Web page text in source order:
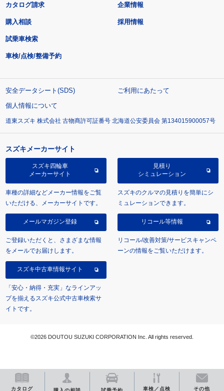
カタログ 車検／点検 その他
カタログ請求
購入相談
試乗車検索
車検/点検/整備予約
企業情報
採用情報
安全データシート(SDS)
ご利用にあたって
個人情報について
道東スズキ 株式会社 古物商許可証番号 北海道公安委員会 第134015900057号
スズキメーカーサイト
スズキ四輪車
メーカーサイト
車種の詳細などメーカー情報をご覧
いただける、メーカーサイトです。
見積り
シミュレーション
スズキのクルマの見積りを簡単にシ
ミュレーションできます。
メールマガジン登録
ご登録いただくと、さまざまな情報
をメールでお届けします。
リコール等情報
リコール/改善対策/サービスキャンペ
ーンの情報をご覧いただけます。
スズキ中古車情報サイト
「安心・納得・充実」なラインアッ
プを揃えるスズキ公式中古車検索サ
イトです。
©2026 DOUTOU SUZUKI CORPORATION Inc. All rights reserved.